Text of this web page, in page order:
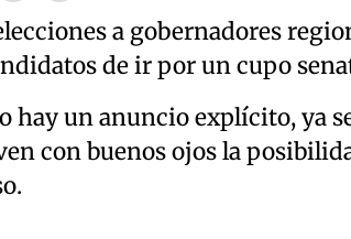
a gobernadores
de ir por un cupo
hay un anuncio explícito, ya
con buenos ojos la